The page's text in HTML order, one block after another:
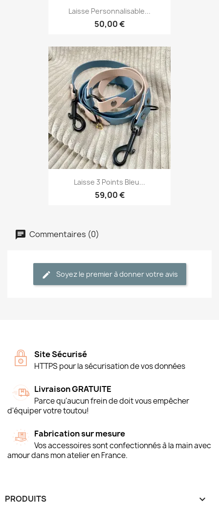
Laisse Personnalisable...
50,00 €
Laisse 3 Points Bleu...
59,00 €
Commentaires (0)
Soyez le premier à donner votre avis
Site Sécurisé
HTTPS pour la sécurisation de vos données
Livraison GRATUITE
Parce qu'aucun frein de doit vous empêcher
d'équiper votre toutou!
Fabrication sur mesure
Vos accessoires sont confectionnés à la main avec
amour dans mon atelier en France.
PRODUITS 